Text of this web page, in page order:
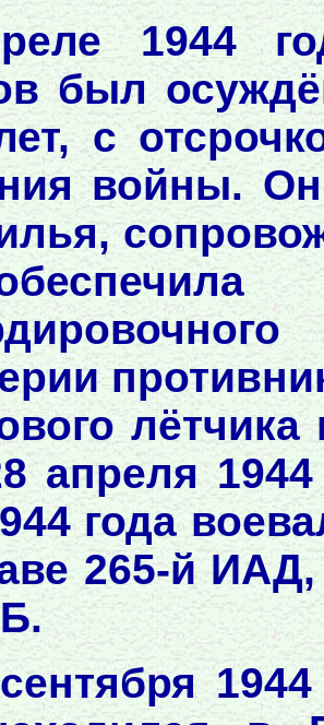
1944
был
с
войны.
апреля
года
265-й